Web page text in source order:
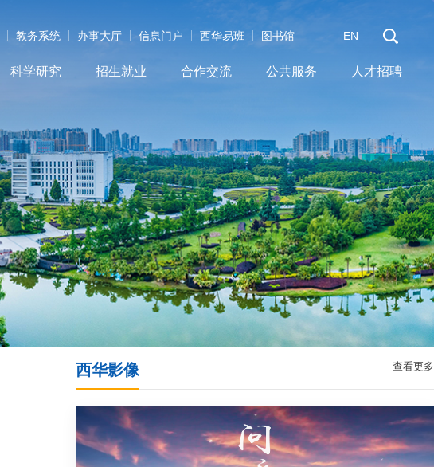
教务系统 办事大厅 信息门户 西华易班 图书馆 EN
科学研究 招生就业 合作交流 公共服务 人才招聘
西华影像 查看更多